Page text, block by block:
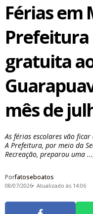
Férias em
Prefeitura
gratuita
mês de
As férias escolares vão
A Prefeitura, por meio da
Recreação, preparou uma
Porfatoseboatos
08/07/2026 Atualizado às 14:06